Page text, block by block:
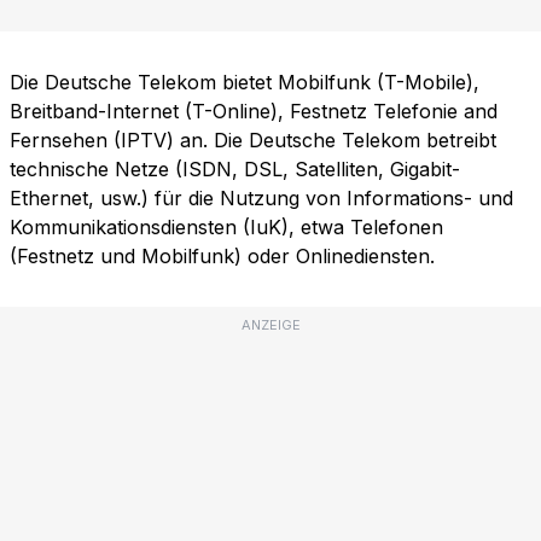
Die Deutsche Telekom bietet Mobilfunk (T-Mobile),
Breitband-Internet (T-Online), Festnetz Telefonie and
Fernsehen (IPTV) an. Die Deutsche Telekom betreibt
technische Netze (ISDN, DSL, Satelliten, Gigabit-
Ethernet, usw.) für die Nutzung von Informations- und
Kommunikationsdiensten (IuK), etwa Telefonen
(Festnetz und Mobilfunk) oder Onlinediensten.
ANZEIGE